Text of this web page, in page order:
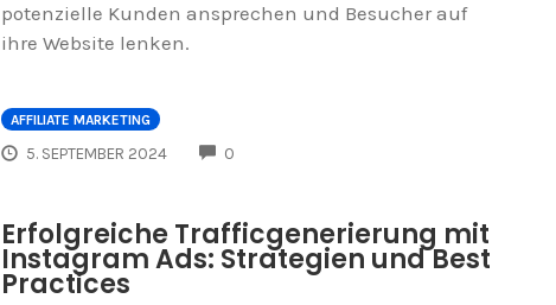
potenzielle Kunden ansprechen und Besucher auf
ihre Website lenken.
AFFILIATE MARKETING
5. SEPTEMBER 2024 0COMMENTS
Erfolgreiche Trafficgenerierung mit
Instagram Ads: Strategien und Best
Practices